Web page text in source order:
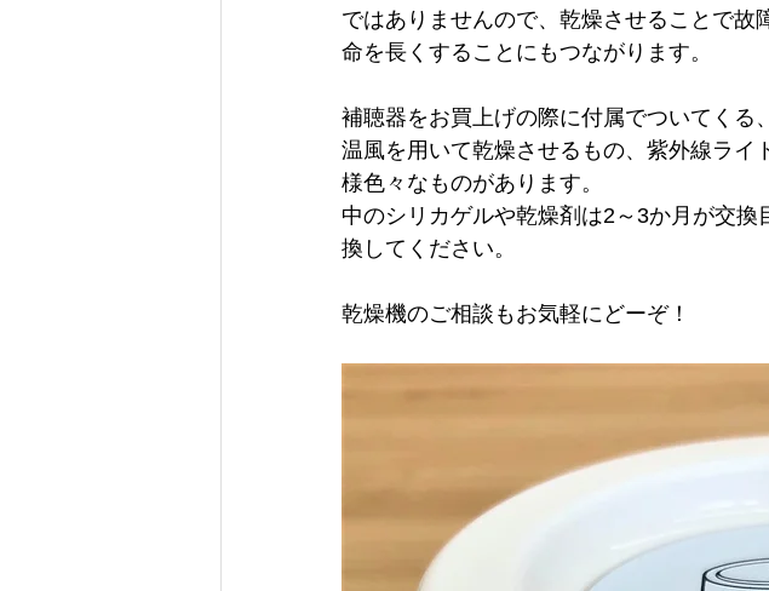
ではありませんので、乾燥させることで
命を長くすることにもつながります。
補聴器をお買上げの際に付属でついてくる
温風を用いて乾燥させるもの、紫外線ライ
様色々なものがあります。
中のシリカゲルや乾燥剤は2～3か月が交
換してください。
乾燥機のご相談もお気軽にどーぞ！